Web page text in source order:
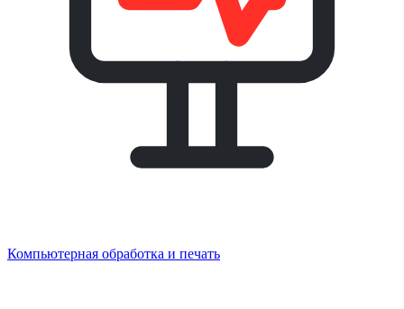
Компьютерная обработка и печать